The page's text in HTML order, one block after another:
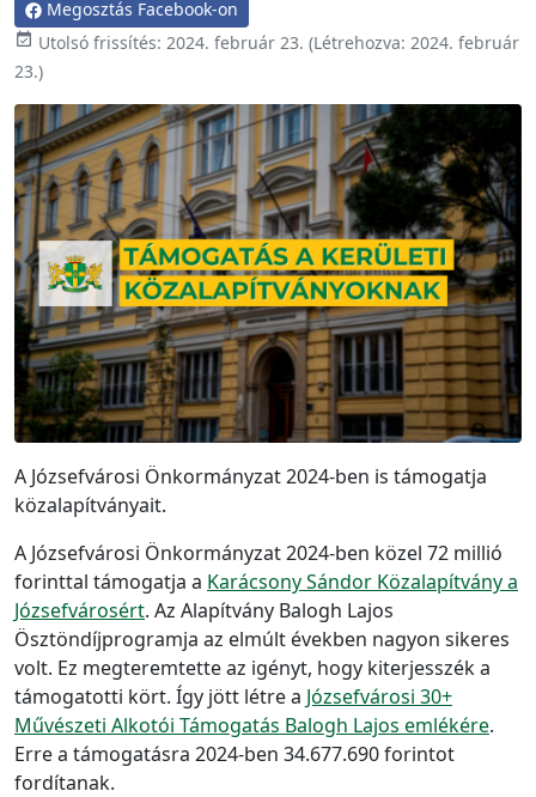
Megosztás Facebook-on
 Utolsó frissítés: 2024. február 23. (Létrehozva: 2024. február
23.)
A Józsefvárosi Önkormányzat 2024-ben is támogatja
közalapítványait.
A Józsefvárosi Önkormányzat 2024-ben közel 72 millió
forinttal támogatja a Karácsony Sándor Közalapítvány a
Józsefvárosért. Az Alapítvány Balogh Lajos
Ösztöndíjprogramja az elmúlt években nagyon sikeres
volt. Ez megteremtette az igényt, hogy kiterjesszék a
támogatotti kört. Így jött létre a Józsefvárosi 30+
Művészeti Alkotói Támogatás Balogh Lajos emlékére.
Erre a támogatásra 2024-ben 34.677.690 forintot
fordítanak.